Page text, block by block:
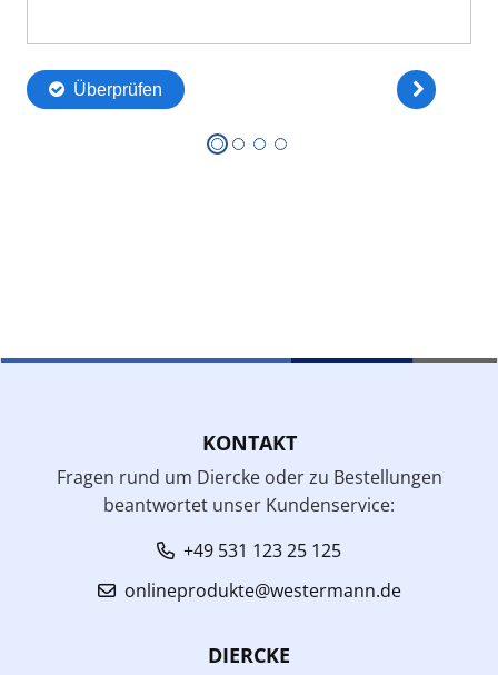
KONTAKT
Fragen rund um Diercke oder zu Bestellungen
beantwortet unser Kundenservice:
+49 531 123 25 125
onlineprodukte@westermann.de
DIERCKE